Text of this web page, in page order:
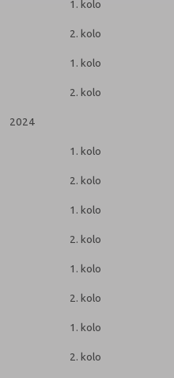
1. kolo
2. kolo
1. kolo
2. kolo
2024
1. kolo
2. kolo
1. kolo
2. kolo
1. kolo
2. kolo
1. kolo
2. kolo